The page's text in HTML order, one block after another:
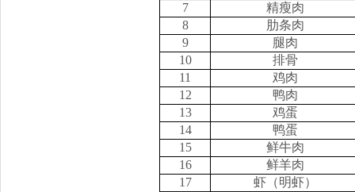
7
精瘦肉
8
肋条肉
9
腿肉
10
排骨
11
鸡肉
12
鸭肉
13
鸡蛋
14
鸭蛋
15
鲜牛肉
16
鲜羊肉
17
虾（明虾）